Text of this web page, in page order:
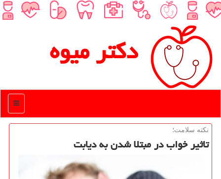
دكتر میوه
منو
نكته سلامت؛
تاثیر خواب در مبتلا شدن به دیابت